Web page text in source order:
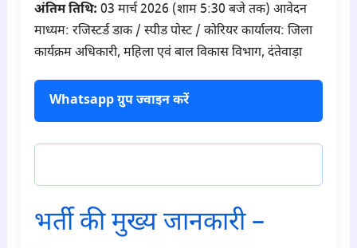
अंतिम तिथि: 03 मार्च 2026 (शाम 5:30 बजे तक) आवेदन
माध्यम: रजिस्टर्ड डाक / स्पीड पोस्ट / कोरियर कार्यालय: जिला
कार्यक्रम अधिकारी, महिला एवं बाल विकास विभाग, दंतेवाड़ा
Whatsapp ग्रुप ज्वाइन करें
भर्ती की मुख्य जानकारी –